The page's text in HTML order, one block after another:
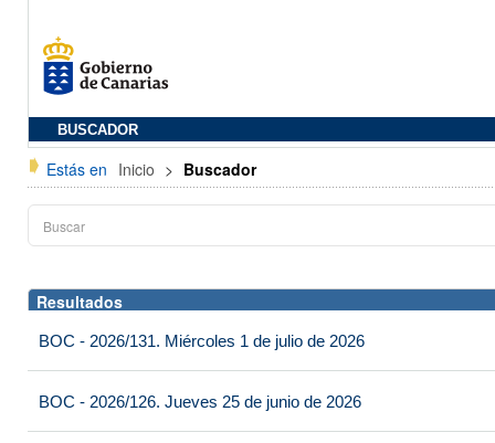
BUSCADOR
Estás en Inicio > Buscador
Resultados
BOC - 2026/131. Miércoles 1 de julio de 2026
BOC - 2026/126. Jueves 25 de junio de 2026